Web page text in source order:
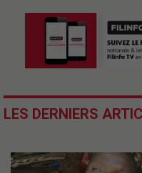
LES DERNIERS